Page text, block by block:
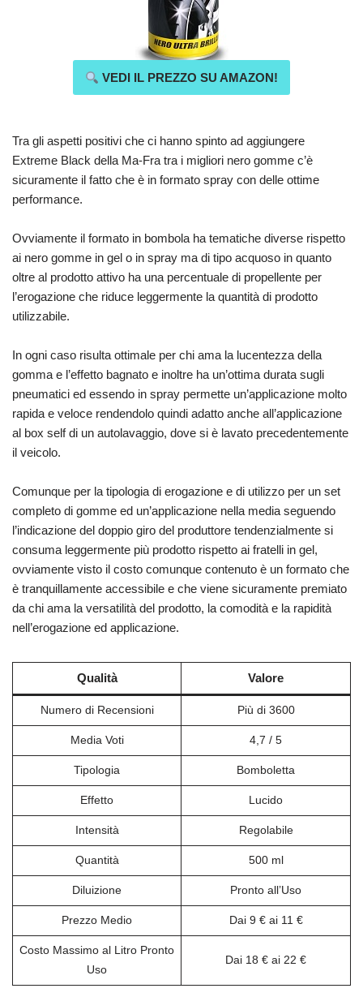
VEDI IL PREZZO SU AMAZON!
Tra gli aspetti positivi che ci hanno spinto ad aggiungere
Extreme Black della Ma-Fra tra i migliori nero gomme c’è
sicuramente il fatto che è in formato spray con delle ottime
performance.
Ovviamente il formato in bombola ha tematiche diverse rispetto
ai nero gomme in gel o in spray ma di tipo acquoso in quanto
oltre al prodotto attivo ha una percentuale di propellente per
l’erogazione che riduce leggermente la quantità di prodotto
utilizzabile.
In ogni caso risulta ottimale per chi ama la lucentezza della
gomma e l’effetto bagnato e inoltre ha un’ottima durata sugli
pneumatici ed essendo in spray permette un’applicazione molto
rapida e veloce rendendolo quindi adatto anche all’applicazione
al box self di un autolavaggio, dove si è lavato precedentemente
il veicolo.
Comunque per la tipologia di erogazione e di utilizzo per un set
completo di gomme ed un’applicazione nella media seguendo
l’indicazione del doppio giro del produttore tendenzialmente si
consuma leggermente più prodotto rispetto ai fratelli in gel,
ovviamente visto il costo comunque contenuto è un formato che
è tranquillamente accessibile e che viene sicuramente premiato
da chi ama la versatilità del prodotto, la comodità e la rapidità
nell’erogazione ed applicazione.
Qualità Valore
Numero di Recensioni Più di 3600
Media Voti 4,7 / 5
Tipologia Bomboletta
Effetto Lucido
Intensità Regolabile
Quantità 500 ml
Diluizione Pronto all’Uso
Prezzo Medio Dai 9 € ai 11 €
Costo Massimo al Litro Pronto
Uso
Dai 18 € ai 22 €